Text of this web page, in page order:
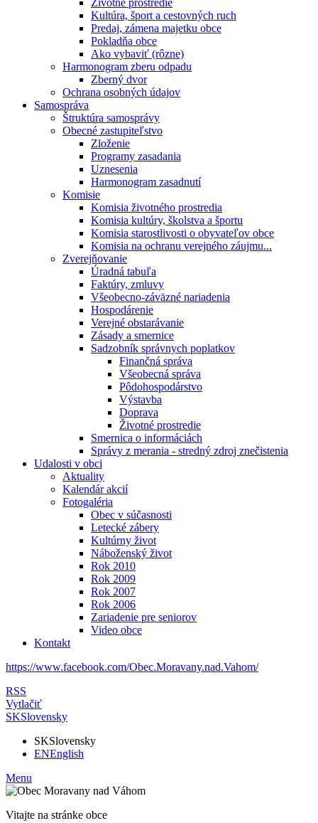
Životné prostredie
Kultúra, šport a cestovných ruch
Predaj, zámena majetku obce
Pokladňa obce
Ako vybaviť (rôzne)
Harmonogram zberu odpadu
Zberný dvor
Ochrana osobných údajov
Samospráva
Štruktúra samosprávy
Obecné zastupiteľstvo
Zloženie
Programy zasadania
Uznesenia
Harmonogram zasadnutí
Komisie
Komisia životného prostredia
Komisia kultúry, školstva a športu
Komisia starostlivosti o obyvateľov obce
Komisia na ochranu verejného záujmu...
Zverejňovanie
Úradná tabuľa
Faktúry, zmluvy
Všeobecno-záväzné nariadenia
Hospodárenie
Verejné obstarávanie
Zásady a smernice
Sadzobník správnych poplatkov
Finančná správa
Všeobecná správa
Pôdohospodárstvo
Výstavba
Doprava
Životné prostredie
Smernica o informáciách
Správy z merania - stredný zdroj znečistenia
Udalosti v obci
Aktuality
Kalendár akcií
Fotogaléria
Obec v súčasnosti
Letecké zábery
Kultúrny život
Náboženský život
Rok 2010
Rok 2009
Rok 2007
Rok 2006
Zariadenie pre seniorov
Video obce
Kontakt
https://www.facebook.com/Obec.Moravany.nad.Vahom/
RSS
Vytlačiť
SKSlovensky
SKSlovensky
ENEnglish
Menu
Vitajte na stránke obce